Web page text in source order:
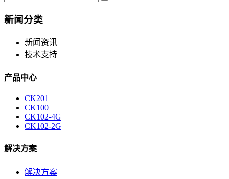
新闻分类
新闻资讯
技术支持
产品中心
CK201
CK100
CK102-4G
CK102-2G
解决方案
解决方案